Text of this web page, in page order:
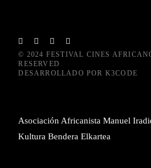
© 2024 FESTIVAL CINES
RESERVED
DESARROLLADO POR K3CODE
Asociación Africanista Manuel
Kultura Bendera Elkartea